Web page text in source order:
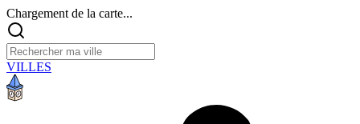
Chargement de la carte...
VILLES